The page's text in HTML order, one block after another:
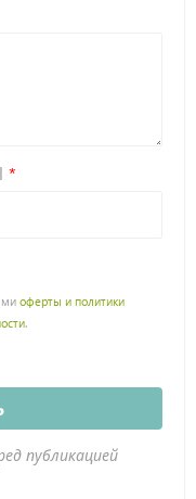
оферты и политики
.
публикацией